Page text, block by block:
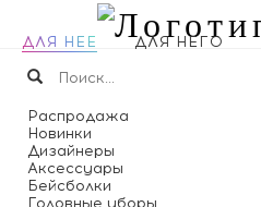
ДЛЯ НЕЕ ДЛЯ НЕГО
Распродажа
Новинки
Дизайнеры
Аксессуары
Бейсболки